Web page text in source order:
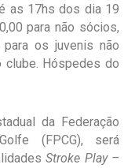
as 17hs dos dia 19
para não sócios,
os juvenis não
Hóspedes do
da Federação
(FPCG), será
Stroke Play –